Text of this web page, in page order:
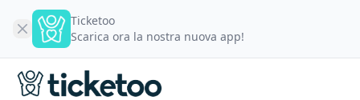
Ticketoo
Scarica ora la nostra nuova app!